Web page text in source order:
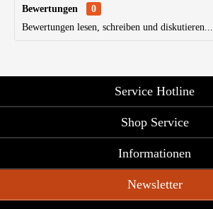
Bewertungen
0
Bewertungen lesen, schreiben und diskutieren...
Service Hotline
Shop Service
Informationen
Newsletter